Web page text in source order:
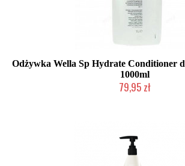
Odżywka Wella Sp Hydrate Conditioner
1000ml
79,95 zł